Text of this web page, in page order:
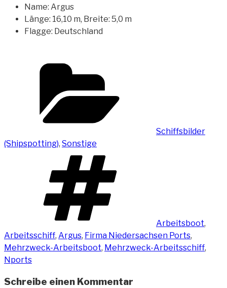
Name: Argus
Länge: 16,10 m, Breite: 5,0 m
Flagge: Deutschland
Schiffsbilder
(Shipspotting), Sonstige
Arbeitsboot,
Arbeitsschiff, Argus, Firma Niedersachsen Ports,
Mehrzweck-Arbeitsboot, Mehrzweck-Arbeitsschiff,
Nports
Schreibe einen Kommentar